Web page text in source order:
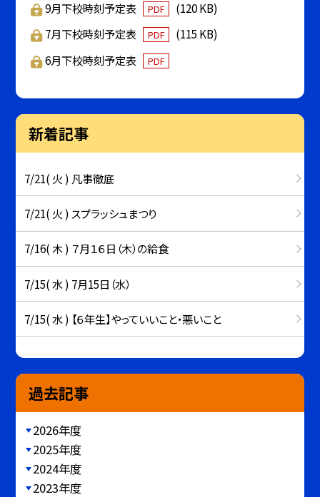
9月下校時刻予定表 PDF
(120 KB)
7月下校時刻予定表
PDF
(115 KB)
6月下校時刻予定表
PDF
新着記事
7/21( 火 ) 凡事徹底
7/21( 火 ) スプラッシュまつり
7/16( 木 ) ７月１６日（木）の給食
7/15( 水 ) 7月15日（水）
7/15( 水 ) 【６年生】やっていいこと・悪いこと
過去記事
2026年度
2025年度
2024年度
2023年度